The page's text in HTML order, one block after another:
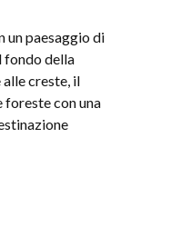
un paesaggio di
fondo della
creste, il
foreste con una